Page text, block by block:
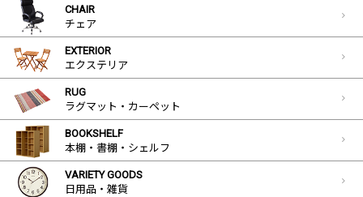
CHAIR
チェア
EXTERIOR
エクステリア
RUG
ラグマット・カーペット
BOOKSHELF
本棚・書棚・シェルフ
VARIETY GOODS
日用品・雑貨